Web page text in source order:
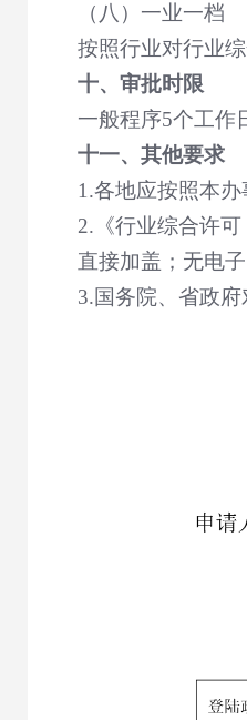
（八）一业一档
按照行业对行业
十、审批时限
一般程序5个工作
十一、其他要求
1.各地应按照本
2. 《行业综合许
直接加盖；无电
3.国务院、省政